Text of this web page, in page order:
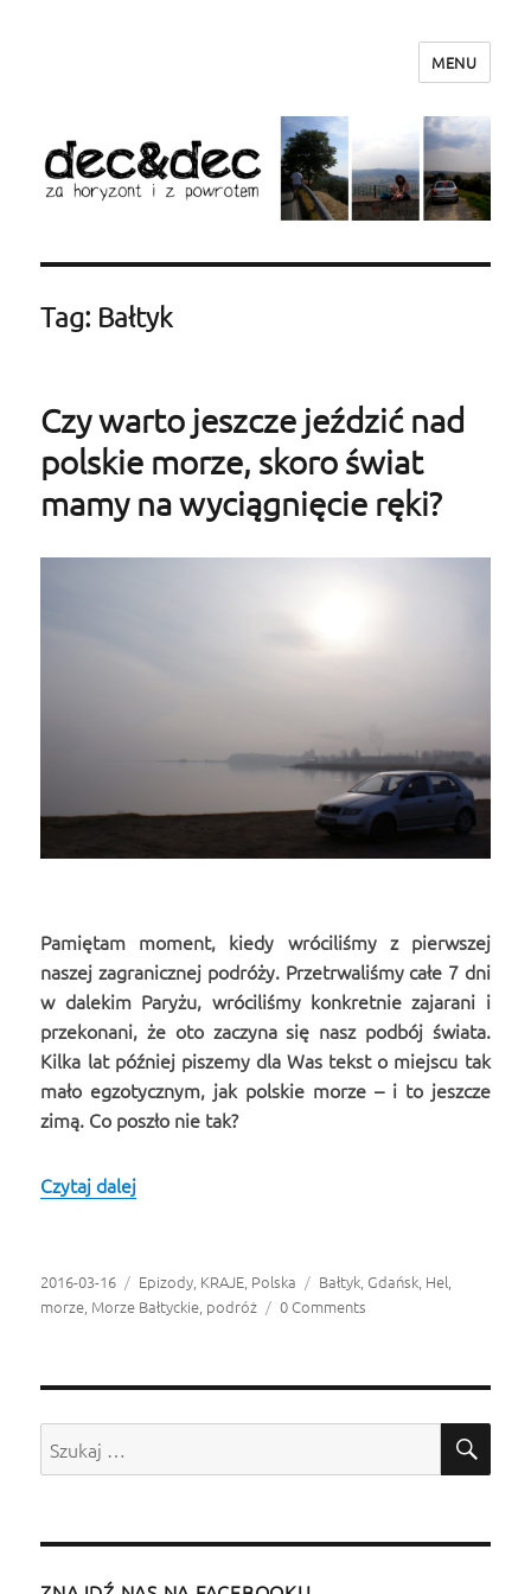
dec&dec – za horyzont i z powrotem
MENU
Tag: Bałtyk
Czy warto jeszcze jeździć nad
polskie morze, skoro świat
mamy na wyciągnięcie ręki?
Pamiętam moment, kiedy wróciliśmy z pierwszej
naszej zagranicznej podróży. Przetrwaliśmy całe 7 dni
w dalekim Paryżu, wróciliśmy konkretnie zajarani i
przekonani, że oto zaczyna się nasz podbój świata.
Kilka lat później piszemy dla Was tekst o miejscu tak
mało egzotycznym, jak polskie morze – i to jeszcze
zimą. Co poszło nie tak?
Czytaj dalej
Opublikowano
2016-03-16 Kategorie
Epizody, KRAJE, Polska Tagi
Bałtyk,Gdańsk, Hel,
morze, Morze Bałtyckie, podróż 0 Comments
Szukaj: